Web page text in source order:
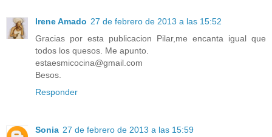
Irene Amado 27 de febrero de 2013 a las 15:52
Gracias por esta publicacion Pilar,me encanta igual que
todos los quesos. Me apunto.
estaesmicocina@gmail.com
Besos.
Responder
Sonia 27 de febrero de 2013 a las 15:59